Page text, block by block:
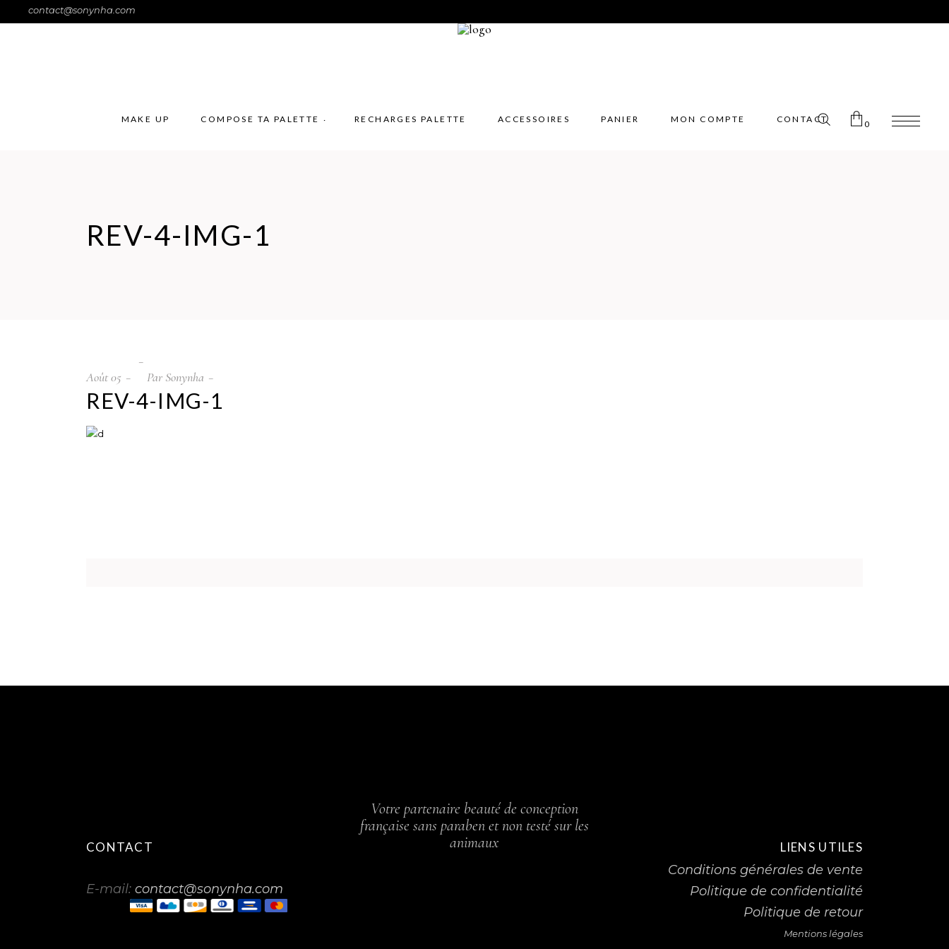
contact@sonynha.com
MAKE UP COMPOSE TA PALETTE RECHARGES PALETTE ACCESSOIRES PANIER MON COMPTE CONTACT 0
REV-4-IMG-1
Août05 Par Sonynha
REV-4-IMG-1
CONTACT
E-mail: contact@sonynha.com
Votre partenaire beauté de conception
française sans paraben et non testé sur les
animaux
LIENS UTILES
Conditions générales de vente
Politique de confidentialité
Politique de retour
Mentions légales